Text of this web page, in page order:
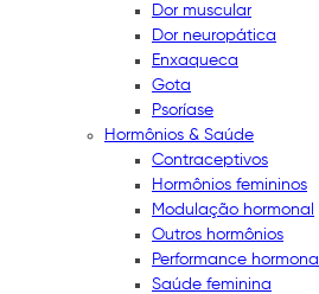
Dor muscular
Dor neuropática
Enxaqueca
Gota
Psoríase
Hormônios & Saúde
Contraceptivos
Hormônios femininos
Modulação hormonal
Outros hormônios
Performance hormonal
Saúde feminina